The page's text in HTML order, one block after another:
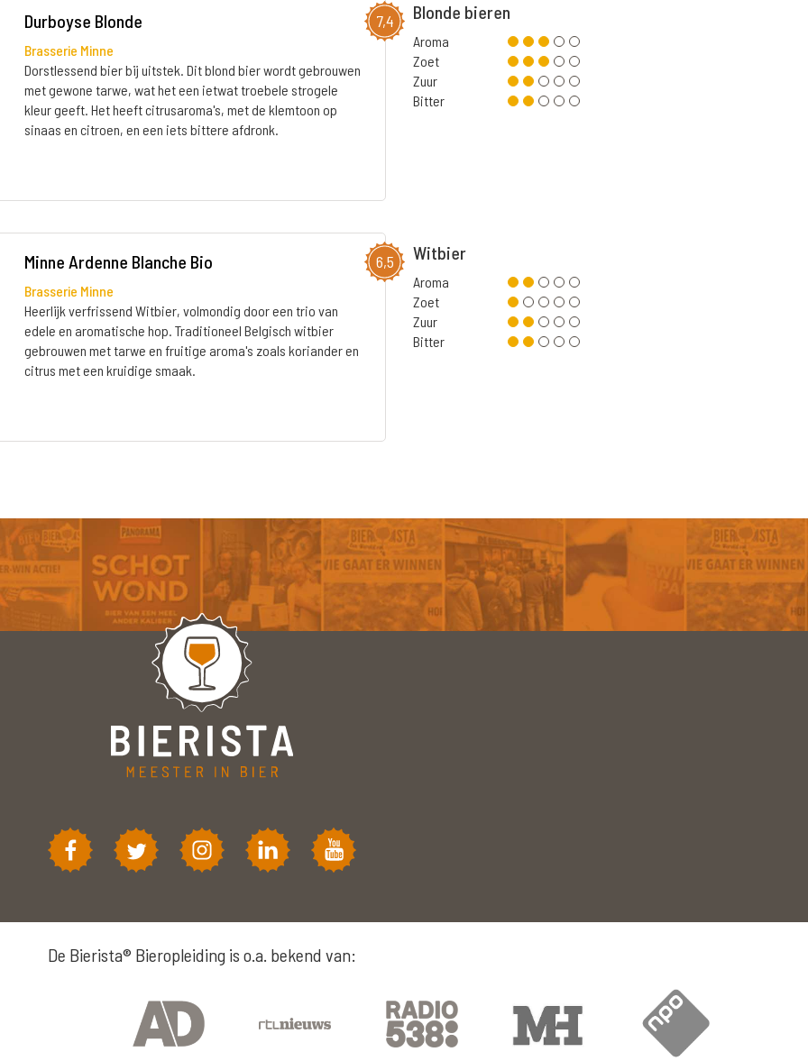
7,4
Durboyse Blonde
Brasserie Minne
Dorstlessend bier bij uitstek. Dit blond bier wordt gebrouwen
met gewone tarwe, wat het een ietwat troebele strogele
kleur geeft. Het heeft citrusaroma's, met de klemtoon op
sinaas en citroen, en een iets bittere afdronk.
Blonde bieren
Aroma
Zoet
Zuur
Bitter
6,5
Minne Ardenne Blanche Bio
Brasserie Minne
Heerlijk verfrissend Witbier, volmondig door een trio van
edele en aromatische hop. Traditioneel Belgisch witbier
gebrouwen met tarwe en fruitige aroma's zoals koriander en
citrus met een kruidige smaak.
Witbier
Aroma
Zoet
Zuur
Bitter
De Bierista® Bieropleiding is o.a. bekend van: